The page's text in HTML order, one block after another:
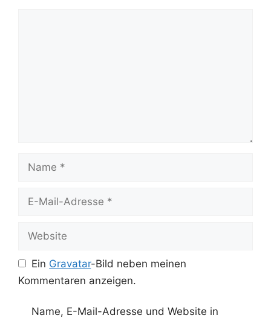
Name
Website
Ein Gravatar-Bild neben meinen
Kommentaren anzeigen.
Name, E-Mail-Adresse und Website in